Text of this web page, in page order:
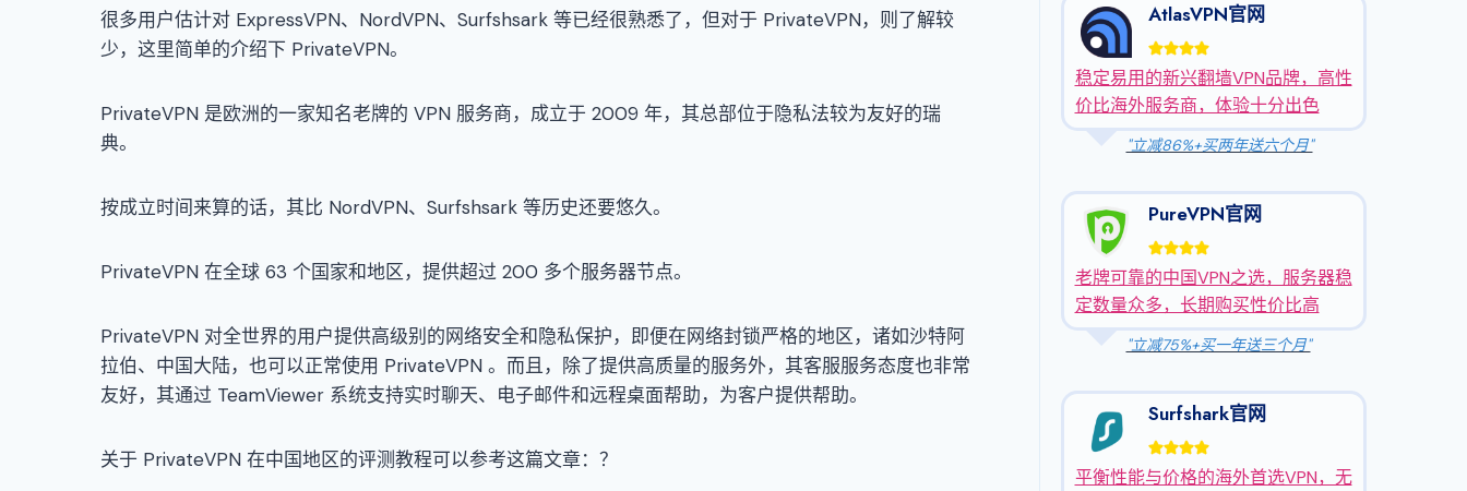
很多用户估计对 ExpressVPN、NordVPN、Surfshsark 等已经很熟悉了，但对于 PrivateVPN，则了解较
少，这里简单的介绍下 PrivateVPN。
PrivateVPN 是欧洲的一家知名老牌的 VPN 服务商，成立于 2009 年，其总部位于隐私法较为友好的瑞
典。
按成立时间来算的话，其比 NordVPN、Surfshsark 等历史还要悠久。
PrivateVPN 在全球 63 个国家和地区，提供超过 200 多个服务器节点。
PrivateVPN 对全世界的用户提供高级别的网络安全和隐私保护，即便在网络封锁严格的地区，诸如沙特阿
拉伯、中国大陆，也可以正常使用 PrivateVPN 。而且，除了提供高质量的服务外，其客服服务态度也非常
友好，其通过 TeamViewer 系统支持实时聊天、电子邮件和远程桌面帮助，为客户提供帮助。
关于 PrivateVPN 在中国地区的评测教程可以参考这篇文章：？
AtlasVPN官网
稳定易用的新兴翻墙VPN品牌，高性
价比海外服务商，体验十分出色
"立减86%+买两年送六个月"
PureVPN官网
老牌可靠的中国VPN之选，服务器稳
定数量众多，长期购买性价比高
"立减75%+买一年送三个月"
Surfshark官网
平衡性能与价格的海外首选VPN，无